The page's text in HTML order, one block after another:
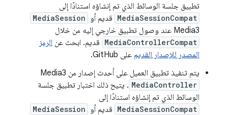
تطبيق جلسة الوسائط الذي تم إنشاؤه استنادًا إلى
MediaSessionCompat قديم أو MediaSession
Media3 عند وصول تطبيق خارجي إليه من خلال
MediaControllerCompat قديم. ابحث عن الرمز
المصدر للإصدار القديم على GitHub.
يتم تنفيذ تطبيق العميل على أحدث إصدار من Media3
MediaController . يتيح ذلك اختبار تطبيق جلسة
الوسائط الذي تم إنشاؤه استنادًا إلى
MediaSessionCompat قديم أو MediaSession